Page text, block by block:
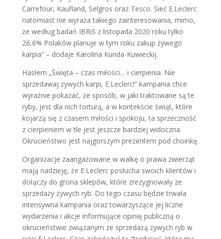
Carrefour, Kaufland, Selgros oraz Tesco. Sieć E.Leclerc
natomiast nie wyraża takiego zainteresowania, mimo,
że według badań IBRiS z listopada 2020 roku tylko
26,6% Polaków planuje w tym roku zakup żywego
karpia” – dodaje Karolina Kunda-Kuwieckij.
Hasłem „Święta – czas miłości… i cierpienia. Nie
sprzedawaj żywych karpi, E.Leclerc!” kampania chce
wyraźnie pokazać, że sposób, w jaki traktowane są te
ryby, jest dla nich torturą, a w kontekście świąt, które
kojarzą się z czasem miłości i spokoju, ta sprzeczność
z cierpieniem w tle jest jeszcze bardziej widoczna.
Okrucieństwo jest najgorszym prezentem pod choinkę.
Organizacje zaangażowane w walkę o prawa zwierząt
mają nadzieję, że E.Leclerc posłucha swoich klientów i
dołączy do grona sklepów, które zrezygnowały ze
sprzedaży żywych ryb. Do tego czasu będzie trwała
intensywna kampania oraz towarzyszące jej liczne
wydarzenia i akcje informujące opinię publiczną o
okrucieństwie związanym ze sprzedażą żywych ryb w